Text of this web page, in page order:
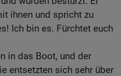
ihnen und spricht zu
Ich bin es. Fürchtet euch
in das Boot, und der
entsetzten sich sehr über